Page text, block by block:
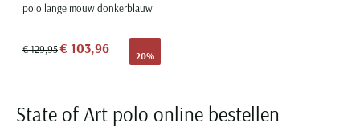
polo lange mouw donkerblauw
€ 129,95€ 103,96
-
20%
State of Art polo online bestellen